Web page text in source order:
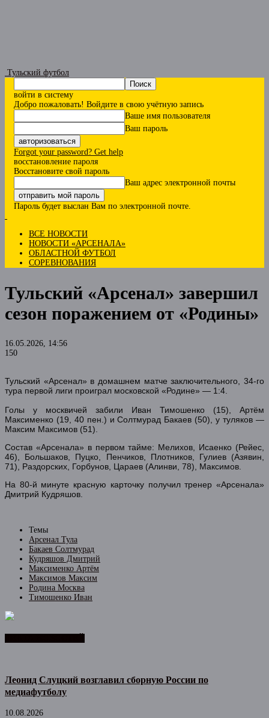
Тульский футбол
войти в систему
Добро пожаловать! Войдите в свою учётную запись
Ваше имя пользователя
Ваш пароль
Forgot your password? Get help
восстановление пароля
Восстановите свой пароль
Ваш адрес электронной почты
Пароль будет выслан Вам по электронной почте.
ВСЕ НОВОСТИ
НОВОСТИ «АРСЕНАЛА»
ОБЛАСТНОЙ ФУТБОЛ
СОРЕВНОВАНИЯ
Тульский «Арсенал» завершил
сезон поражением от «Родины»
16.05.2026, 14:56
150
Тульский «Арсенал» в домашнем матче заключительного, 34-го
тура первой лиги проиграл московской «Родине» — 1:4.
Голы у москвичей забили Иван Тимошенко (15), Артём
Максименко (19, 40 пен.) и Солтмурад Бакаев (50), у туляков —
Максим Максимов (51).
Состав «Арсенала» в первом тайме: Мелихов, Исаенко (Рейес,
46), Большаков, Пуцко, Пенчиков, Плотников, Гулиев (Азявин,
71), Раздорских, Горбунов, Цараев (Алинви, 78), Максимов.
На 80-й минуте красную карточку получил тренер «Арсенала»
Дмитрий Кудряшов.
Темы
Арсенал Тула
Бакаев Солтмурад
Кудряшов Дмитрий
Максименко Артём
Максимов Максим
Родина Москва
Тимошенко Иван
Леонид Слуцкий возглавил сборную России по
медиафутболу
10.08.2026